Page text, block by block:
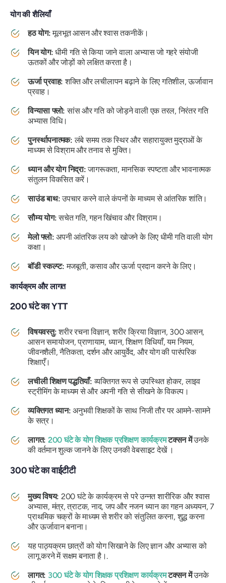
योग की शैलियाँ
हठ योग:मूलभूत आसन और श्वास तकनीकें।
यिन योग:धीमी गति से किया जाने वाला अभ्यास जो गहरे संयोजी
ऊतकों और जोड़ों को लक्षित करता है।
ऊर्जा प्रवाह: शक्ति और लचीलापन बढ़ाने के लिए गतिशील, ऊर्जावान
प्रवाह।
विन्यासा फ्लो: सांस और गति को जोड़ने वाली एक तरल, निरंतर गति
अभ्यास विधि।
पुनर्स्थापनात्मक:लंबे समय तक स्थिर और सहारायुक्त मुद्राओं के
माध्यम से विश्राम और तनाव से मुक्ति।
ध्यान और योग निद्रा:जागरूकता, मानसिक स्पष्टता और भावनात्मक
संतुलन विकसित करें।
साउंड बाथ:उपचार करने वाले कंपनों के माध्यम से आंतरिक शांति।
सौम्य योग:सचेत गति, गहन खिंचाव और विश्राम।
मेलो फ्लो:अपनी आंतरिक लय को खोजने के लिए धीमी गति वाली योग
कक्षा।
बॉडी स्कल्प्ट: मजबूती, कसाव और ऊर्जा प्रदान करने के लिए।
कार्यक्रम और लागत
200 घंटे का YTT
विषयवस्तु:शरीर रचना विज्ञान, शरीर क्रिया विज्ञान, 300 आसन,
आसन समायोजन, प्राणायाम, ध्यान, शिक्षण विधियाँ, यम नियम,
जीवनशैली, नैतिकता, दर्शन और आयुर्वेद, और योग की पारंपरिक
शिक्षाएँ।
लचीली शिक्षण पद्धतियाँ: व्यक्तिगत रूप से उपस्थित होकर, लाइव
स्ट्रीमिंग के माध्यम से और अपनी गति से सीखने के विकल्प।
व्यक्तिगत ध्यान:अनुभवी शिक्षकों के साथ निजी तौर पर आमने-सामने
के सत्र।
लागत: 200 घंटे के योग शिक्षक प्रशिक्षण कार्यक्रमटक्सन मेंउनके
की वर्तमान शुल्क जानने के लिए उनकी वेबसाइट देखें ।
300 घंटे का वाईटीटी
मुख्य विषय: 200 घंटे के कार्यक्रम से परे उन्नत शारीरिक और श्वास
अभ्यास, मंत्र, त्राटक, नाद, जप और नजन ध्यान का गहन अध्ययन, 7
प्राथमिक चक्रों के माध्यम से शरीर को संतुलित करना, शुद्ध करना
और ऊर्जावान बनाना।
यह पाठ्यक्रम छात्रों को योग सिखाने के लिए ज्ञान और अभ्यास को
लागू करने में सक्षम बनाता है।.
लागत: 300 घंटे के योग शिक्षक प्रशिक्षण कार्यक्रमटक्सन मेंउनके